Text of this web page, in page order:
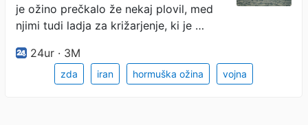
je ožino prečkalo že nekaj plovil, med
njimi tudi ladja za križarjenje, ki je …
24ur · 3M
zda iran hormuška ožina vojna